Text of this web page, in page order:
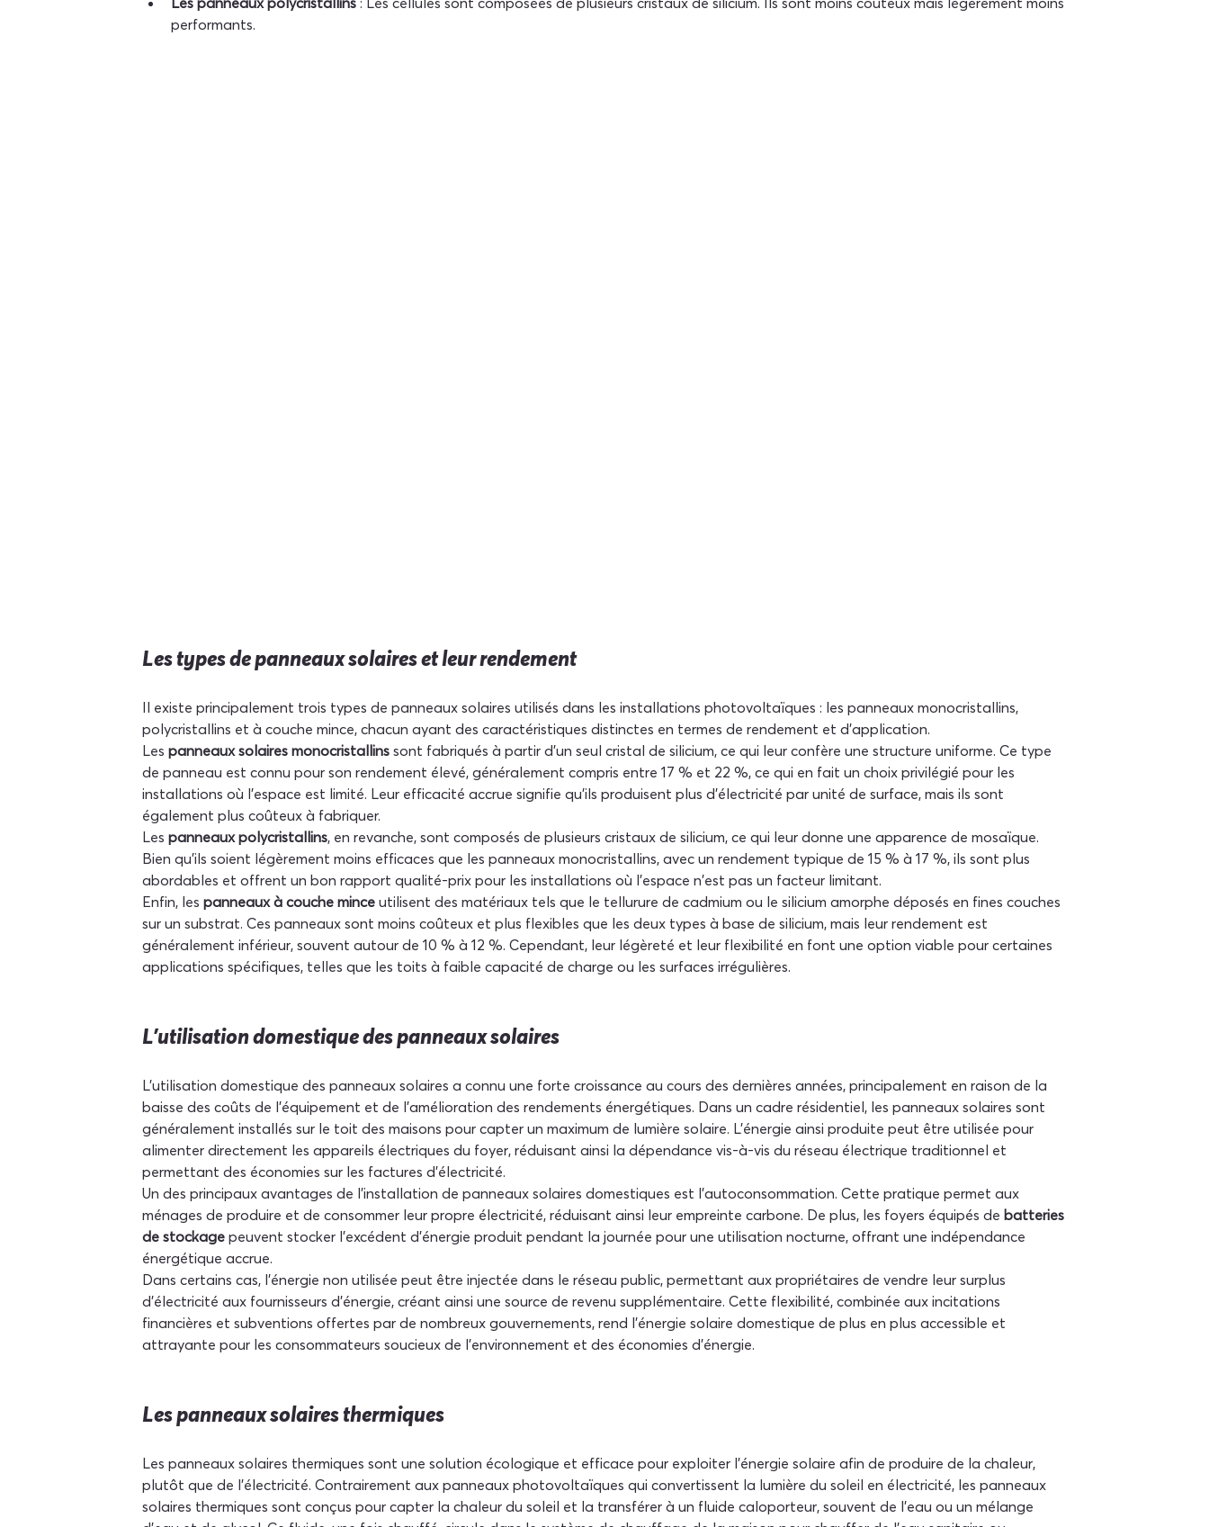
performants.
Les types de panneaux solaires et leur rendement
Il existe principalement trois types de panneaux solaires utilisés dans les installations photovoltaïques : les panneaux monocristallins,
polycristallins et à couche mince, chacun ayant des caractéristiques distinctes en termes de rendement et d'application.
Les panneaux solaires monocristallins sont fabriqués à partir d'un seul cristal de silicium, ce qui leur confère une structure uniforme. Ce type
de panneau est connu pour son rendement élevé, généralement compris entre 17 % et 22 %, ce qui en fait un choix privilégié pour les
installations où l'espace est limité. Leur efficacité accrue signifie qu'ils produisent plus d'électricité par unité de surface, mais ils sont
également plus coûteux à fabriquer.
Les panneaux polycristallins, en revanche, sont composés de plusieurs cristaux de silicium, ce qui leur donne une apparence de mosaïque.
Bien qu'ils soient légèrement moins efficaces que les panneaux monocristallins, avec un rendement typique de 15 % à 17 %, ils sont plus
abordables et offrent un bon rapport qualité-prix pour les installations où l'espace n'est pas un facteur limitant.
Enfin, les panneaux à couche mince utilisent des matériaux tels que le tellurure de cadmium ou le silicium amorphe déposés en fines couches
sur un substrat. Ces panneaux sont moins coûteux et plus flexibles que les deux types à base de silicium, mais leur rendement est
généralement inférieur, souvent autour de 10 % à 12 %. Cependant, leur légèreté et leur flexibilité en font une option viable pour certaines
applications spécifiques, telles que les toits à faible capacité de charge ou les surfaces irrégulières.
L'utilisation domestique des panneaux solaires
L'utilisation domestique des panneaux solaires a connu une forte croissance au cours des dernières années, principalement en raison de la
baisse des coûts de l'équipement et de l'amélioration des rendements énergétiques. Dans un cadre résidentiel, les panneaux solaires sont
généralement installés sur le toit des maisons pour capter un maximum de lumière solaire. L'énergie ainsi produite peut être utilisée pour
alimenter directement les appareils électriques du foyer, réduisant ainsi la dépendance vis-à-vis du réseau électrique traditionnel et
permettant des économies sur les factures d'électricité.
Un des principaux avantages de l'installation de panneaux solaires domestiques est l'autoconsommation. Cette pratique permet aux
ménages de produire et de consommer leur propre électricité, réduisant ainsi leur empreinte carbone. De plus, les foyers équipés de batteries
de stockage peuvent stocker l'excédent d'énergie produit pendant la journée pour une utilisation nocturne, offrant une indépendance
énergétique accrue.
Dans certains cas, l'énergie non utilisée peut être injectée dans le réseau public, permettant aux propriétaires de vendre leur surplus
d'électricité aux fournisseurs d'énergie, créant ainsi une source de revenu supplémentaire. Cette flexibilité, combinée aux incitations
financières et subventions offertes par de nombreux gouvernements, rend l'énergie solaire domestique de plus en plus accessible et
attrayante pour les consommateurs soucieux de l'environnement et des économies d'énergie.
Les panneaux solaires thermiques
Les panneaux solaires thermiques sont une solution écologique et efficace pour exploiter l'énergie solaire afin de produire de la chaleur,
plutôt que de l'électricité. Contrairement aux panneaux photovoltaïques qui convertissent la lumière du soleil en électricité, les panneaux
solaires thermiques sont conçus pour capter la chaleur du soleil et la transférer à un fluide caloporteur, souvent de l'eau ou un mélange